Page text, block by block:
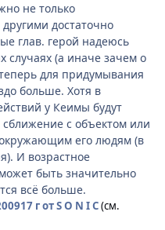
не только
достаточно
глав. герой надеюсь
случаях (а иначе зачем о
для придумывания
больше. Хотя в
у Кеимы будут
с объектом или
окружающим его людям (в
И возрастное
быть значительно
всё больше.
17 гот S O N I C(см.